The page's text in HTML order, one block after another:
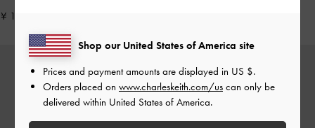
¥ 17,900
Shop our United States of America site
Prices and payment amounts are displayed in US $.
Orders placed on www.charleskeith.com/us can only be
delivered within United States of America.